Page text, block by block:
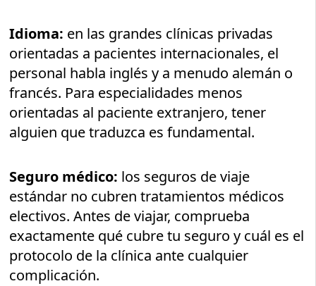
Idioma: en las grandes clínicas privadas
orientadas a pacientes internacionales, el
personal habla inglés y a menudo alemán o
francés. Para especialidades menos
orientadas al paciente extranjero, tener
alguien que traduzca es fundamental.
Seguro médico: los seguros de viaje
estándar no cubren tratamientos médicos
electivos. Antes de viajar, comprueba
exactamente qué cubre tu seguro y cuál es el
protocolo de la clínica ante cualquier
complicación.